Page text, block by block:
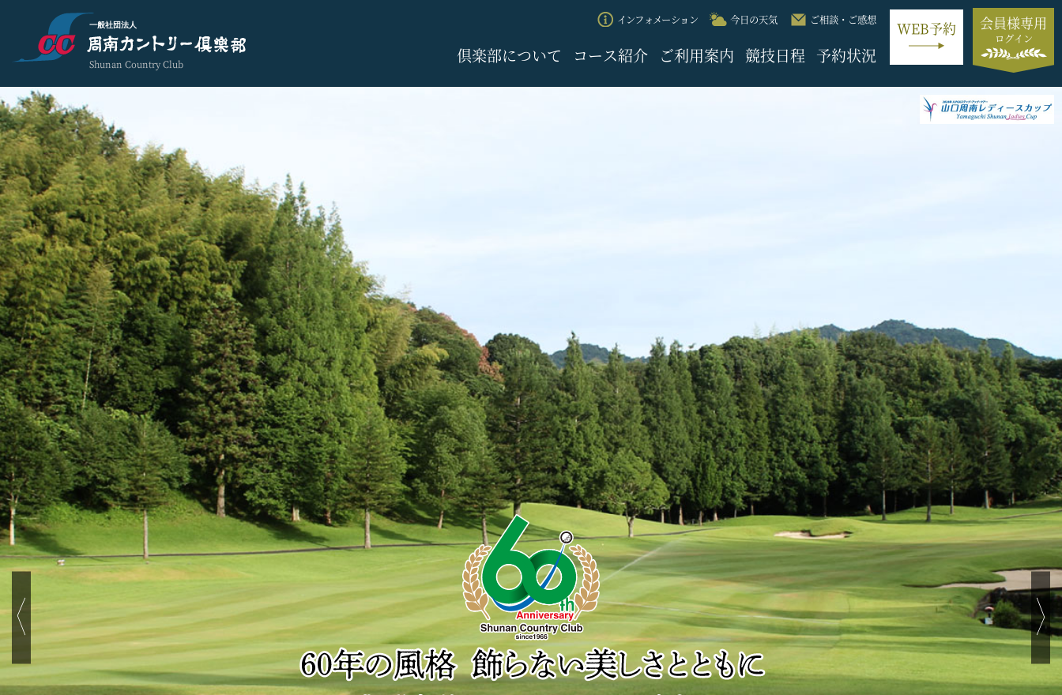
一般社団法人
Shunan Country Club
会員様専用
ログイン
WEB予約
インフォメーション 今日の天気 ご相談・ご感想
倶楽部について コース紹介 ご利用案内 競技日程 予約状況